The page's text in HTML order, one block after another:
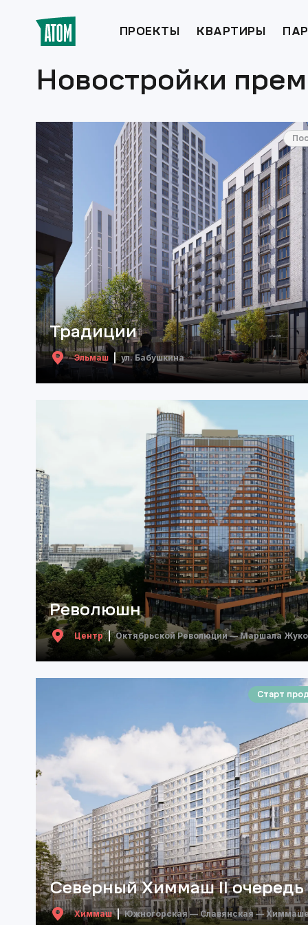
ПРОЕКТЫ КВАРТИРЫ
Новостройки
Традиции
Эльмаш ул. Бабушкина
Революшн
Центр Октябрьской Революции — Маршала
Старт
Северный Химмаш II очередь
Химмаш Южногорская — Славянская —